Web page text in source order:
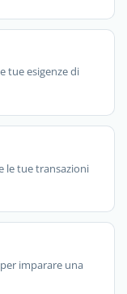
tue esigenze di
le tue transazioni
imparare una